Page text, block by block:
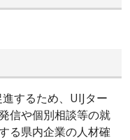
するため、UIJター
信や個別相談等の就
る県内企業の人材確